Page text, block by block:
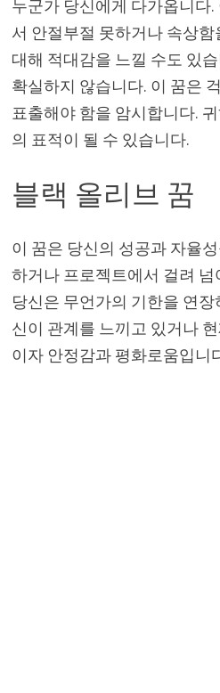
누군가 당신에게 다가옵니다.
서 안절부절 못하거나 속상
대해 적대감을 느낄 수도 있
확실하지 않습니다. 이 꿈은
표출해야 함을 암시합니다.
의 표적이 될 수 있습니다.
블랙 올리브 꿈
이 꿈은 당신의 성공과 자율
하거나 프로젝트에서 걸려
당신은 무언가의 기한을 연
신이 관계를 느끼고 있거나
이자 안정감과 평화로움입니